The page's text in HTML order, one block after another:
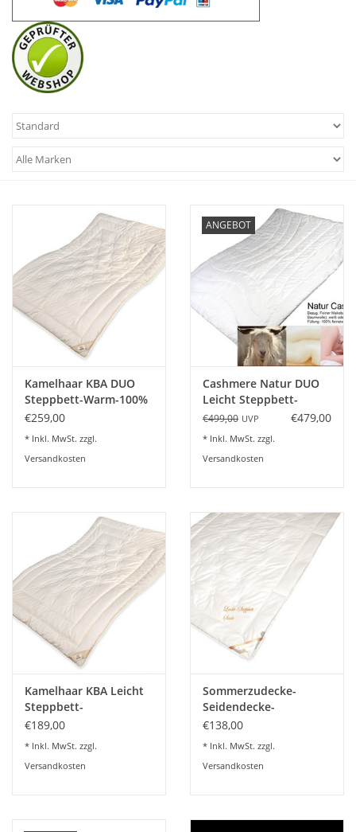
Mode & Accessoires
Edles aus Cashmere
Kinder
Accessoires Spa
Angebote
Info-Service
Geprüfter Webshop
Über uns
Tel.0049(0)7322-919376
Blog-Aktuelles
Marken
Kamelhaar KBA DUO
Steppbett-Warm-100%
feinstes Kamelhaar -
€259,00
* Inkl. MwSt. zzgl.
Versandkosten
ANGEBOT
Cashmere Natur DUO
Leicht Steppbett-
Ganzjahresdecke
€499,00 UVP €479,00
* Inkl. MwSt. zzgl.
Versandkosten
Kamelhaar KBA Leicht
Steppbett-
Sommerdecke-100%
€189,00
* Inkl. MwSt. zzgl.
Versandkosten
Sommerzudecke-
Seidendecke-
Seidenfüllung-luftig
€138,00
* Inkl. MwSt. zzgl.
Versandkosten